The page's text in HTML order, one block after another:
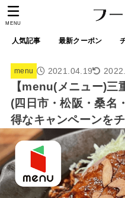
人気記事 最新クーポン
MENU
menu 2021.04.19
【menu(メニュー)三
(四日市・松阪・桑名
得なキャンペーンをチ